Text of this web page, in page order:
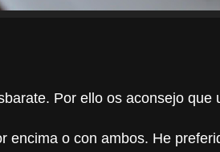
Por ello os aconsejo que
encima o con ambos. He